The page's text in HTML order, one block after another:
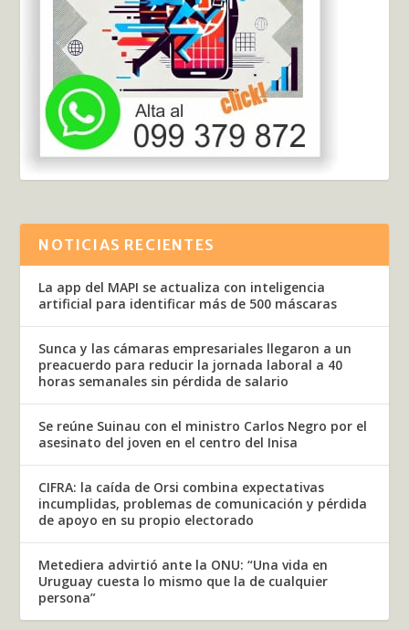
NOTICIAS RECIENTES
La app del MAPI se actualiza con inteligencia
artificial para identificar más de 500 máscaras
Sunca y las cámaras empresariales llegaron a un
preacuerdo para reducir la jornada laboral a 40
horas semanales sin pérdida de salario
Se reúne Suinau con el ministro Carlos Negro por el
asesinato del joven en el centro del Inisa
CIFRA: la caída de Orsi combina expectativas
incumplidas, problemas de comunicación y pérdida
de apoyo en su propio electorado
Metediera advirtió ante la ONU: “Una vida en
Uruguay cuesta lo mismo que la de cualquier
persona”